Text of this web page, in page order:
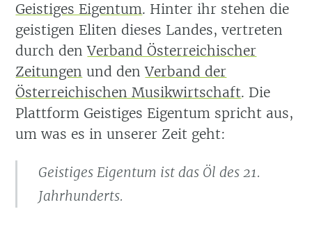
Geistiges Eigentum. Hinter ihr stehen die
geistigen Eliten dieses Landes, vertreten
durch denVerband Österreichischer
Zeitungen und denVerband der
Österreichischen Musikwirtschaft. Die
Plattform Geistiges Eigentum spricht aus,
um was es in unserer Zeit geht:
Geistiges Eigentum ist das Öl des 21.
Jahrhunderts.